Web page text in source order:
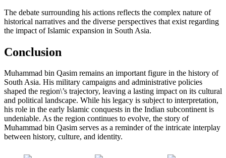
The debate surrounding his actions reflects the complex nature of
historical narratives and the diverse perspectives that exist regarding
the impact of Islamic expansion in South Asia.
Conclusion
Muhammad bin Qasim remains an important figure in the history of
South Asia. His military campaigns and administrative policies
shaped the region\’s trajectory, leaving a lasting impact on its cultural
and political landscape. While his legacy is subject to interpretation,
his role in the early Islamic conquests in the Indian subcontinent is
undeniable. As the region continues to evolve, the story of
Muhammad bin Qasim serves as a reminder of the intricate interplay
between history, culture, and identity.